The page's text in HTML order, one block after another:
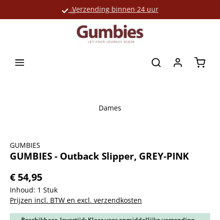
Verzending binnen 24 uur
Grote productselectie
Dames
GUMBIES
GUMBIES - Outback Slipper, GREY-PINK
€ 54,95
Inhoud: 1 Stuk
Prijzen incl. BTW en excl. verzendkosten